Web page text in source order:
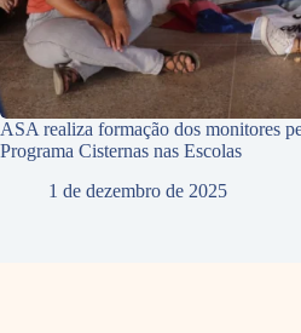
ASA realiza formação dos monitores
Programa Cisternas nas Escolas
1 de dezembro de 2025